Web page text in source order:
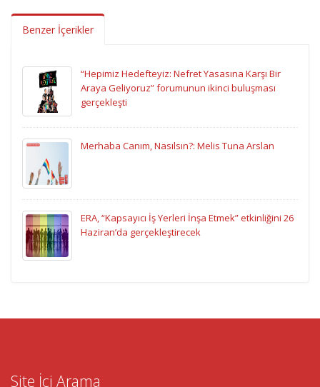
Benzer İçerikler
“Hepimiz Hedefteyiz: Nefret Yasasına Karşı Bir
Araya Geliyoruz” forumunun ikinci buluşması
gerçekleşti
Merhaba Canım, Nasılsın?: Melis Tuna Arslan
ERA, “Kapsayıcı İş Yerleri İnşa Etmek” etkinliğini 26
Haziran’da gerçekleştirecek
Site İçi Arama